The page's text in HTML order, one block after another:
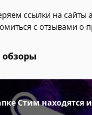
ссылки на сайты
с отзывами о
обзоры
Стим находятся